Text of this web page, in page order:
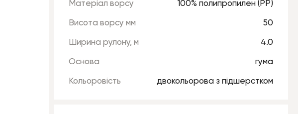
Матеріал ворсу 100% полипропилен (РР)
Висота ворсу мм 50
Ширина рулону, м 4.0
Основа гума
Кольоровість двокольорова з підшерстком